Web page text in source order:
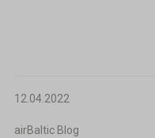
12.04.2022
airBaltic Blog